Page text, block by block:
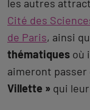
les autres
Cité des
de Paris, ainsi
thématiques où
aimeront passer
Villette » qui